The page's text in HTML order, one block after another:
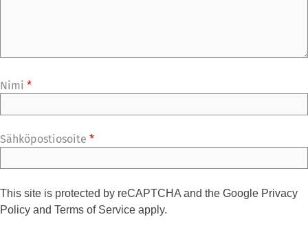
Nimi *
Sähköpostiosoite *
This site is protected by reCAPTCHA and the Google Privacy
Policy and Terms of Service apply.